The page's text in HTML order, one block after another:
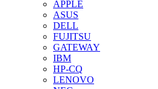
APPLE
ASUS
DELL
FUJITSU
GATEWAY
IBM
HP-CQ
LENOVO